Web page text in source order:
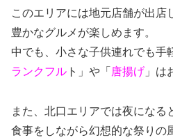
このエリアには地元店舗が出店
豊かなグルメが楽しめます。
中でも、小さな子供連れでも手
ランクフル ト」や「 唐揚げ 」は
また、北口エリアでは夜になる
食事をしながら幻想的な祭りの